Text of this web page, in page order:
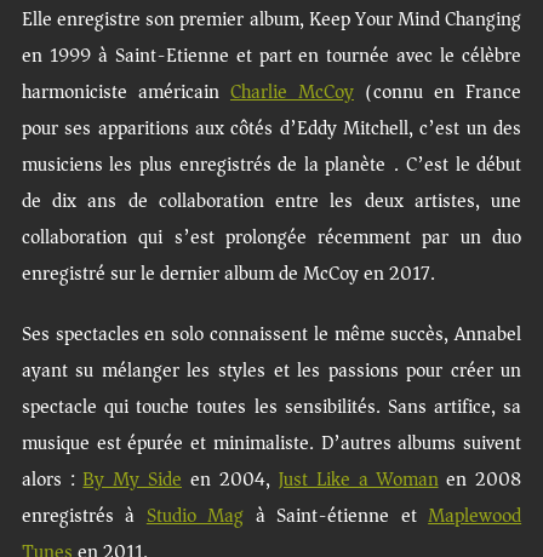
Elle enregistre son premier album, Keep Your Mind Changing
en 1999 à Saint-Etienne et part en tournée avec le célèbre
harmoniciste américain Charlie McCoy (connu en France
pour ses apparitions aux côtés d’Eddy Mitchell, c’est un des
musiciens les plus enregistrés de la planète). C’est le début
de dix ans de collaboration entre les deux artistes, une
collaboration qui s’est prolongée récemment par un duo
enregistré sur le dernier album de McCoy en 2017.
Ses spectacles en solo connaissent le même succès, Annabel
ayant su mélanger les styles et les passions pour créer un
spectacle qui touche toutes les sensibilités. Sans artifice, sa
musique est épurée et minimaliste. D’autres albums suivent
alors :By My Sideen 2004, Just Like a Womanen 2008
enregistrés à Studio Mag à Saint-étienne etMaplewood